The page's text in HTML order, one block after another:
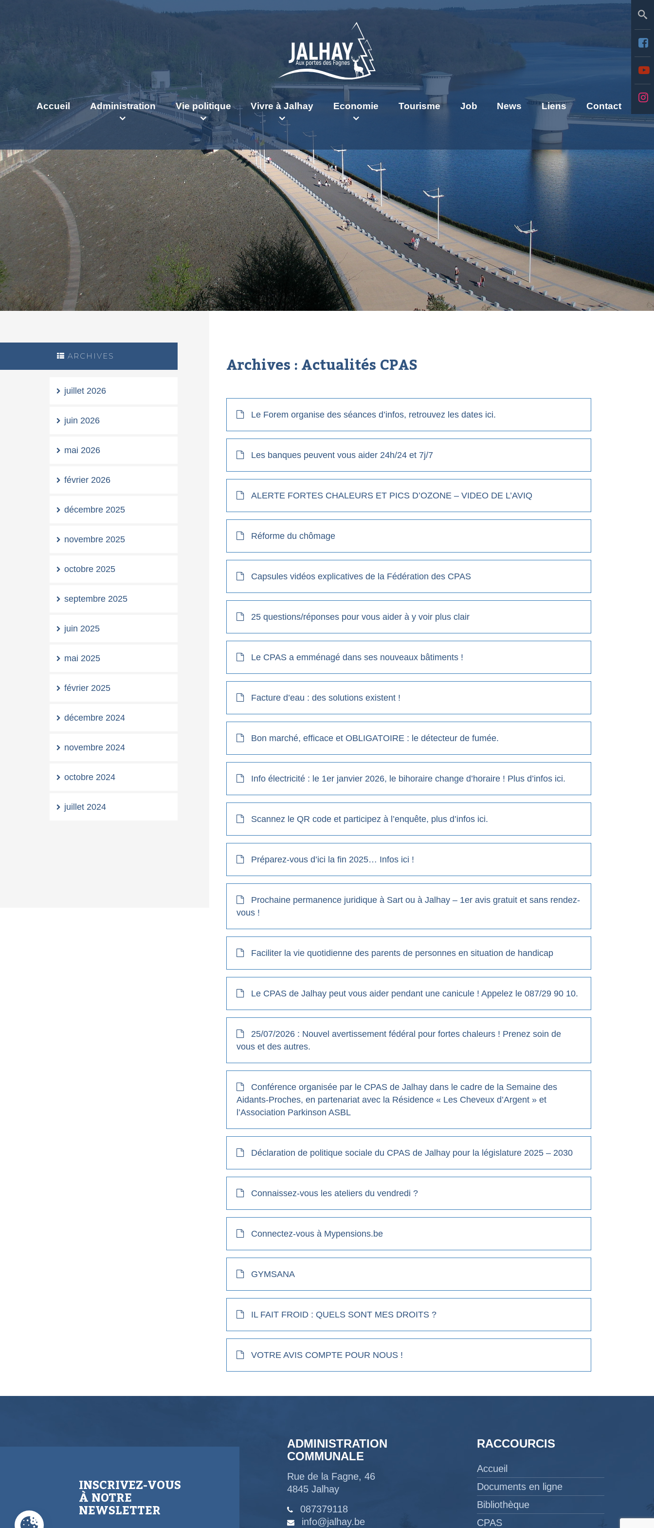
Accueil Administration Vie politique Vivre à Jalhay Economie Tourisme Job News Liens Contact
ARCHIVES
juillet 2026
juin 2026
mai 2026
février 2026
décembre 2025
novembre 2025
octobre 2025
septembre 2025
juin 2025
mai 2025
février 2025
décembre 2024
novembre 2024
octobre 2024
juillet 2024
Archives :Actualités CPAS
Le Forem organise des séances d’infos, retrouvez les dates ici.
Les banques peuvent vous aider 24h/24 et 7j/7
ALERTE FORTES CHALEURS ET PICS D’OZONE – VIDEO DE L’AVIQ
Réforme du chômage
Capsules vidéos explicatives de la Fédération des CPAS
25 questions/réponses pour vous aider à y voir plus clair
Le CPAS a emménagé dans ses nouveaux bâtiments !
Facture d’eau : des solutions existent !
Bon marché, efficace et OBLIGATOIRE : le détecteur de fumée.
Info électricité : le 1er janvier 2026, le bihoraire change d’horaire ! Plus d’infos ici.
Scannez le QR code et participez à l’enquête, plus d’infos ici.
Préparez-vous d’ici la fin 2025… Infos ici !
Prochaine permanence juridique à Sart ou à Jalhay – 1er avis gratuit et sans rendez-
vous !
Faciliter la vie quotidienne des parents de personnes en situation de handicap
Le CPAS de Jalhay peut vous aider pendant une canicule ! Appelez le 087/29 90 10.
25/07/2026 : Nouvel avertissement fédéral pour fortes chaleurs ! Prenez soin de
vous et des autres.
Conférence organisée par le CPAS de Jalhay dans le cadre de la Semaine des
Aidants-Proches, en partenariat avec la Résidence « Les Cheveux d’Argent » et
l’Association Parkinson ASBL
Déclaration de politique sociale du CPAS de Jalhay pour la législature 2025 – 2030
Connaissez-vous les ateliers du vendredi ?
Connectez-vous à Mypensions.be
GYMSANA
IL FAIT FROID : QUELS SONT MES DROITS ?
VOTRE AVIS COMPTE POUR NOUS !
INSCRIVEZ-VOUS
À NOTRE
NEWSLETTER
ADMINISTRATION
COMMUNALE
Rue de la Fagne, 46
4845 Jalhay
087379118
info@jalhay.be
RACCOURCIS
Accueil
Documents en ligne
Bibliothèque
CPAS